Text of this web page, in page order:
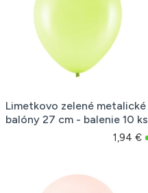
Limetkovo zelené metalické
balóny 27 cm - balenie 10 ks
1,94 €